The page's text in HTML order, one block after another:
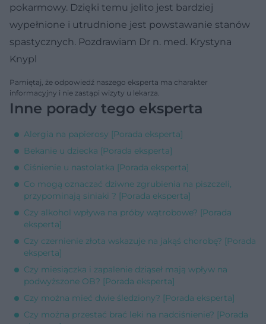
pokarmowy. Dzięki temu jelito jest bardziej
wypełnione i utrudnione jest powstawanie stanów
spastycznych. Pozdrawiam Dr n. med. Krystyna
Knypl
Pamiętaj, że odpowiedź naszego eksperta ma charakter
informacyjny i nie zastąpi wizyty u lekarza.
Inne porady tego eksperta
Alergia na papierosy [Porada eksperta]
Bekanie u dziecka [Porada eksperta]
Ciśnienie u nastolatka [Porada eksperta]
Co mogą oznaczać dziwne zgrubienia na piszczeli,
przypominają siniaki ? [Porada eksperta]
Czy alkohol wpływa na próby wątrobowe? [Porada
eksperta]
Czy czernienie złota wskazuje na jakąś chorobę? [Porada
eksperta]
Czy miesiączka i zapalenie dziąseł mają wpływ na
podwyższone OB? [Porada eksperta]
Czy można mieć dwie śledziony? [Porada eksperta]
Czy można przestać brać leki na nadciśnienie? [Porada